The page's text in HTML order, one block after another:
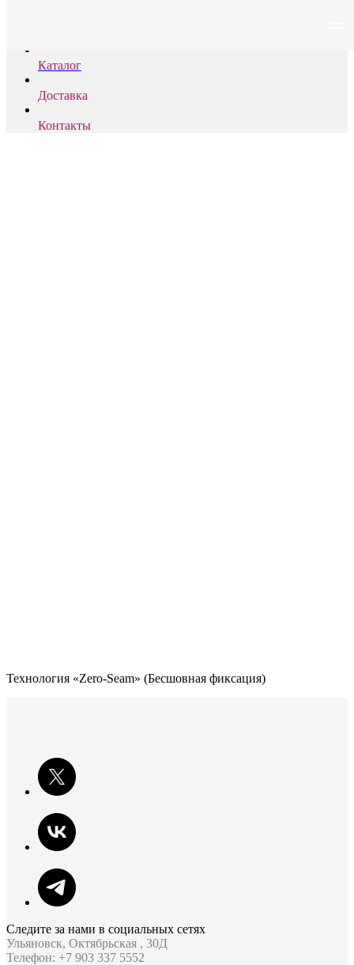
Каталог
Доставка
Контакты
Технология «Zero-Seam» (Бесшовная фиксация)
Следите за нами в социальных сетях
Ульяновск, Октябрьская , 30Д
Телефон: +7 903 337 5552